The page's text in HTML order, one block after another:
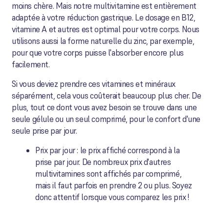
moins chère. Mais notre multivitamine est entièrement
adaptée à votre réduction gastrique. Le dosage en B12,
vitamine A et autres est optimal pour votre corps. Nous
utilisons aussi la forme naturelle du zinc, par exemple,
pour que votre corps puisse l'absorber encore plus
facilement.
Si vous deviez prendre ces vitamines et minéraux
séparément, cela vous coûterait beaucoup plus cher. De
plus, tout ce dont vous avez besoin se trouve dans une
seule gélule ou un seul comprimé, pour le confort d'une
seule prise par jour.
Prix par jour : le prix affiché correspond à la
prise par jour. De nombreux prix d'autres
multivitamines sont affichés par comprimé,
mais il faut parfois en prendre 2 ou plus. Soyez
donc attentif lorsque vous comparez les prix !